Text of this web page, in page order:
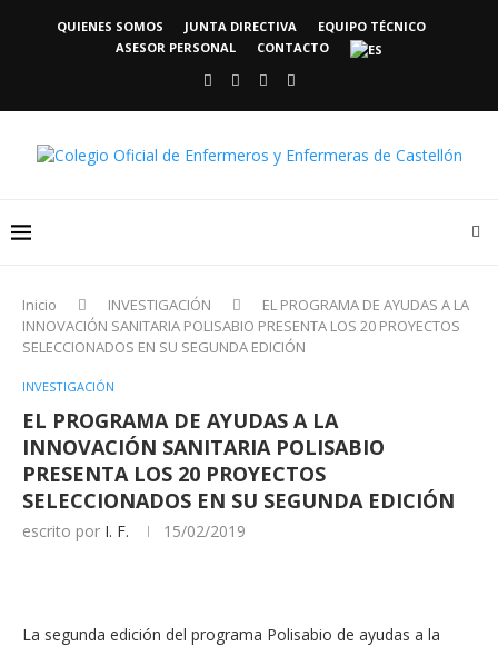
QUIENES SOMOS JUNTA DIRECTIVA
EQUIPO TÉCNICO
ASESOR PERSONAL
CONTACTO
Inicio INVESTIGACIÓN
EL PROGRAMA DE AYUDAS A LA
INNOVACIÓN SANITARIA POLISABIO PRESENTA LOS 20 PROYECTOS
SELECCIONADOS EN SU SEGUNDA EDICIÓN
INVESTIGACIÓN
EL PROGRAMA DE AYUDAS A LA
INNOVACIÓN SANITARIA POLISABIO
PRESENTA LOS 20 PROYECTOS
SELECCIONADOS EN SU SEGUNDA EDICIÓN
escrito por I. F. 15/02/2019
La segunda edición del programa Polisabio de ayudas a la